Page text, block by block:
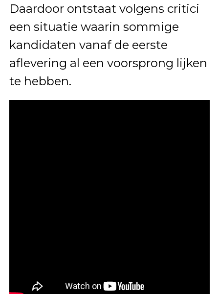
Daardoor ontstaat volgens critici
een situatie waarin sommige
kandidaten vanaf de eerste
aflevering al een voorsprong lijken
te hebben.